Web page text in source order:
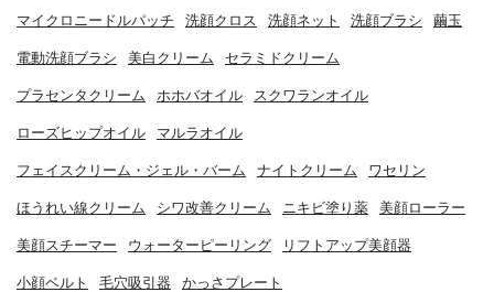
マイクロニードルパッチ 洗顔クロス 洗顔ネット 洗顔ブラシ 繭玉
電動洗顔ブラシ 美白クリーム セラミドクリーム
プラセンタクリーム ホホバオイル スクワランオイル
ローズヒップオイル マルラオイル
フェイスクリーム・ジェル・バーム ナイトクリーム ワセリン
ほうれい線クリーム シワ改善クリーム ニキビ塗り薬 美顔ローラー
美顔スチーマー ウォーターピーリング リフトアップ美顔器
小顔ベルト 毛穴吸引器 かっさプレート